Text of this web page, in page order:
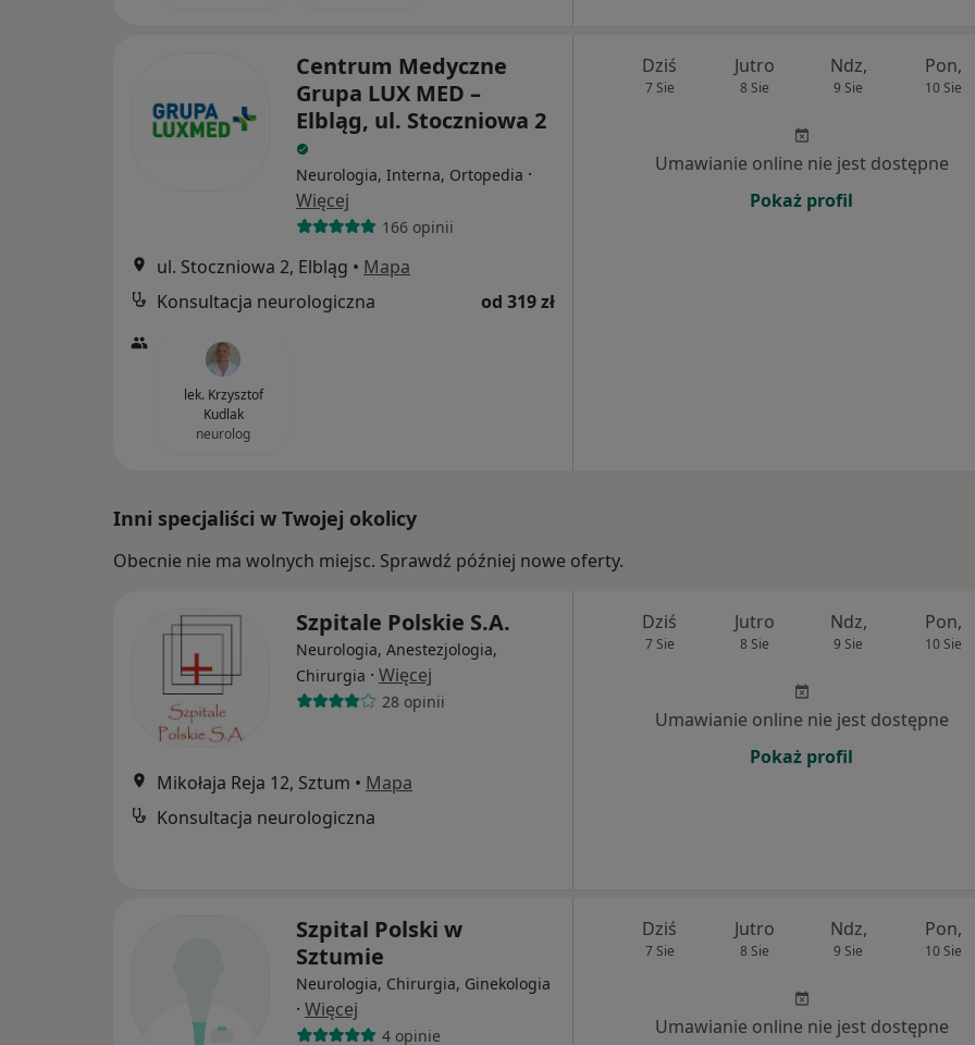
Centrum Medyczne
Grupa LUX MED –
Elbląg, ul. Stoczniowa 2
Neurologia, Interna, Ortopedia ·
Więcej
166 opinii
ul. Stoczniowa 2, Elbląg • Mapa
Konsultacja neurologiczna
od 319 zł
lek. Krzysztof
Kudlak
neurolog
Dziś
7 Sie
Jutro
8 Sie
Ndz,
9 Sie
Pon,
10 Sie
Umawianie online nie jest dostępne
Pokaż profil
Inni specjaliści w Twojej okolicy
Obecnie nie ma wolnych miejsc. Sprawdź później nowe oferty.
Szpitale Polskie S.A.
Neurologia, Anestezjologia,
Chirurgia · Więcej
28 opinii
Mikołaja Reja 12, Sztum • Mapa
Konsultacja neurologiczna
Dziś
7 Sie
Jutro
8 Sie
Ndz,
9 Sie
Pon,
10 Sie
Umawianie online nie jest dostępne
Pokaż profil
Szpital Polski w
Sztumie
Neurologia, Chirurgia, Ginekologia
· Więcej
4 opinie
Dziś
7 Sie
Jutro
8 Sie
Ndz,
9 Sie
Pon,
10 Sie
Umawianie online nie jest dostępne